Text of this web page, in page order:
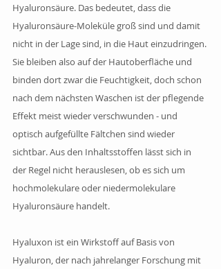
Hyaluronsäure. Das bedeutet, dass die
Hyaluronsäure-Moleküle groß sind und damit
nicht in der Lage sind, in die Haut einzudringen.
Sie bleiben also auf der Hautoberfläche und
binden dort zwar die Feuchtigkeit, doch schon
nach dem nächsten Waschen ist der pflegende
Effekt meist wieder verschwunden - und
optisch aufgefüllte Fältchen sind wieder
sichtbar. Aus den Inhaltsstoffen lässt sich in
der Regel nicht herauslesen, ob es sich um
hochmolekulare oder niedermolekulare
Hyaluronsäure handelt.
Hyaluxon ist ein Wirkstoff auf Basis von
Hyaluron, der nach jahrelanger Forschung mit